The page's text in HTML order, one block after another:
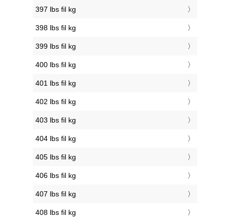
397 lbs fil kg
398 lbs fil kg
399 lbs fil kg
400 lbs fil kg
401 lbs fil kg
402 lbs fil kg
403 lbs fil kg
404 lbs fil kg
405 lbs fil kg
406 lbs fil kg
407 lbs fil kg
408 lbs fil kg